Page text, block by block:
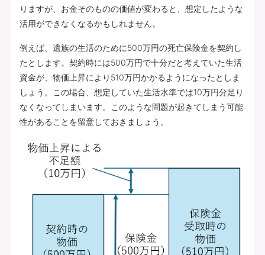
りますが、お金そのものの価値が変わると、想定したような
活用ができなくなるかもしれません。
例えば、遺族の生活のために500万円の死亡保険金を契約し
たとします。契約時には500万円で十分だと考えていた生活
資金が、物価上昇により510万円かかるようになったとしま
しょう。この場合、想定していた生活水準では10万円分足り
なくなってしまいます。このような問題が起きてしまう可能
性があることを留意しておきましょう。